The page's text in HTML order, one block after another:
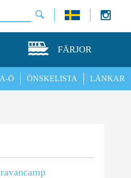
FÄRJOR
LÄNKAR
ÖNSKELISTA
A-Ö